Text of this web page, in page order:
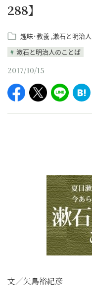
288】
趣味･教養 漱石と明治
漱石と明治人のことば
2017/10/15
文／矢島裕紀彦